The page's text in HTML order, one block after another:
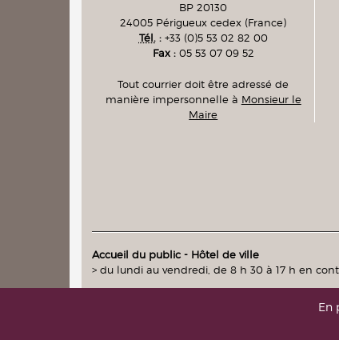
BP 20130
24005 Périgueux cedex (France)
Tél.: +33 (0)5 53 02 82 00
Fax : 05 53 07 09 52
Tout courrier doit être adressé de
manière impersonnelle à Monsieur le
Maire
Accueil du public - Hôtel de ville
> du lundi au vendredi, de 8 h 30 à 17 h en
En